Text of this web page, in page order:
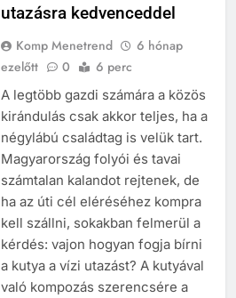
utazásra kedvenceddel
Komp Menetrend
6 hónap
ezelőtt
0 6 perc
A legtöbb gazdi számára a közös
kirándulás csak akkor teljes, ha a
négylábú családtag is velük tart.
Magyarország folyói és tavai
számtalan kalandot rejtenek, de
ha az úti cél eléréséhez kompra
kell szállni, sokakban felmerül a
kérdés: vajon hogyan fogja bírni
a kutya a vízi utazást? A kutyával
való kompozás szerencsére a